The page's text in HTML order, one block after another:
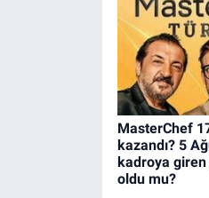
MasterChef
kazandı? 5
kadroya giren
oldu mu?